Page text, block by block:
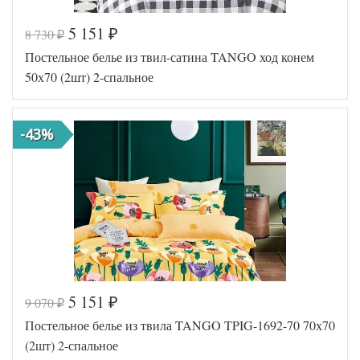
Код товара
572-978
Артикул
TT1171
Ткань
Твил
Размер
пододеяльника 180х210
Размер
простыни
(2шт)
Производитель
Tango
(Китай)
Код товара
578-055
Артикул
TT1246
Ткань
Твил
8 730₽ 5 151 ₽
Постельное белье из твил-сатина TANGO ход конем
50х70 (2шт) 2-спальное
-43%
9 070₽ 5 151 ₽
Постельное белье из твила TANGO TPIG-1692-70 70х70
(2шт) 2-спальное